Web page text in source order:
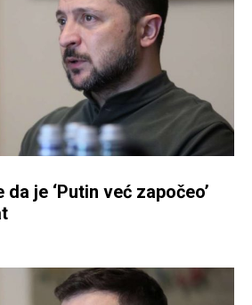
je ‘Putin već započeo’